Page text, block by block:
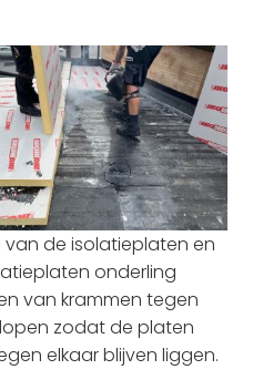
van de isolatieplaten en
onderling
van krammen tegen
zodat de platen
elkaar blijven liggen.